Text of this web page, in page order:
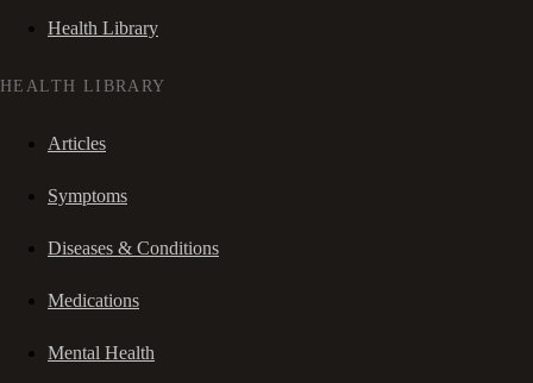
Health Library
HEALTH LIBRARY
Articles
Symptoms
Diseases & Conditions
Medications
Mental Health